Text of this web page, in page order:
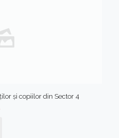
și copiilor din Sector 4